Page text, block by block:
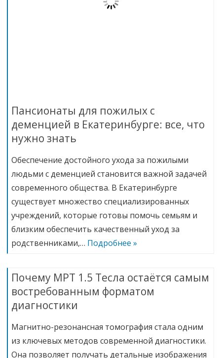
Пансионаты для пожилых с
деменцией в Екатеринбурге: все, что
нужно знать
Обеспечение достойного ухода за пожилыми
людьми с деменцией становится важной задачей
современного общества. В Екатеринбурге
существует множество специализированных
учреждений, которые готовы помочь семьям и
близким обеспечить качественный уход за
родственниками,… Подробнее »
Почему МРТ 1.5 Тесла остаётся самым
востребованным форматом
диагностики
Магнитно-резонансная томография стала одним
из ключевых методов современной диагностики.
Она позволяет получать детальные изображения